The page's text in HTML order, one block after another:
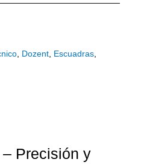
Dozent Escuadras
Precisión y